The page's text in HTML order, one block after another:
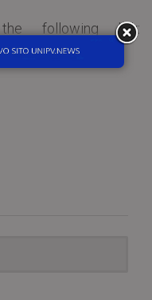
following link:
per-